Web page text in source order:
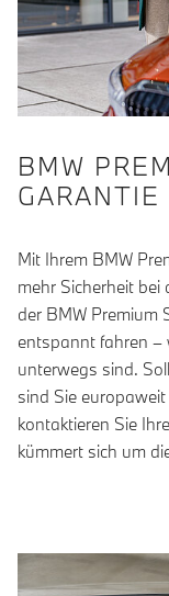
BMW
GARANTIE
Mit Ihrem BMW
mehr Sicherheit bei
der BMW Premium
entspannt fahren –
unterwegs sind.
sind Sie
kontaktieren Sie
kümmert sich um